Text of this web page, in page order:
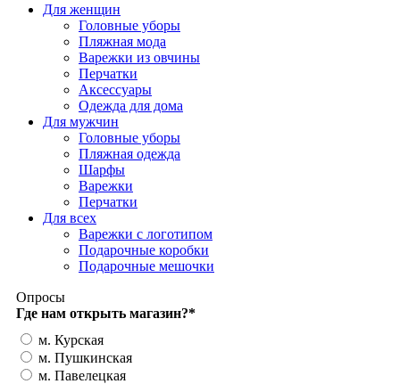
Для женщин
Головные уборы
Пляжная мода
Варежки из овчины
Перчатки
Аксессуары
Одежда для дома
Для мужчин
Головные уборы
Пляжная одежда
Шарфы
Варежки
Перчатки
Для всех
Варежки с логотипом
Подарочные коробки
Подарочные мешочки
Опросы
Где нам открыть магазин?*
м. Курская
м. Пушкинская
м. Павелецкая